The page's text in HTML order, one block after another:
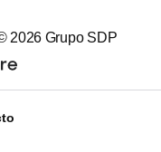
2026 Grupo SDP